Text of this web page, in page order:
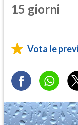
15 giorni
Vota le